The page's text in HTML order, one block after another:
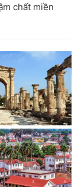
chất miền